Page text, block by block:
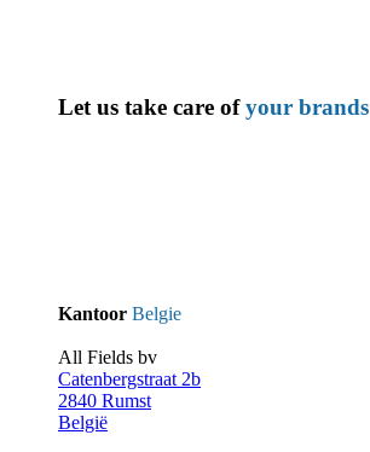
Let us take care ofyour brands
Kantoor Belgie
All Fields bv
Catenbergstraat 2b
2840 Rumst
België